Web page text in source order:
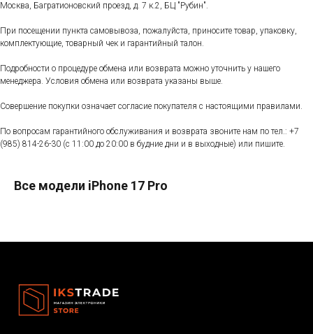
Москва, Багратионовский проезд, д. 7 к.2, БЦ "Рубин".
При посещении пункта самовывоза, пожалуйста, приносите товар, упаковку,
комплектующие, товарный чек и гарантийный талон.
Подробности о процедуре обмена или возврата можно уточнить у нашего
менеджера. Условия обмена или возврата указаны выше.
Совершение покупки означает согласие покупателя с настоящими правилами.
По вопросам гарантийного обслуживания и возврата звоните нам по тел.: +7
(985) 814-26-30 (с 11:00 до 20:00 в будние дни и в выходные) или пишите.
Все модели iPhone 17 Pro